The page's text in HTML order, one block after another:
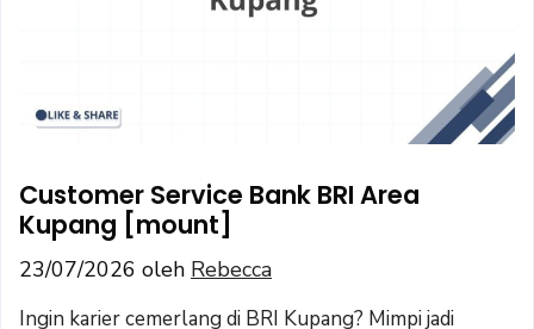
Customer Service Bank BRI Area
Kupang [mount]
23/07/2026 oleh Rebecca
Ingin karier cemerlang di BRI Kupang? Mimpi jadi